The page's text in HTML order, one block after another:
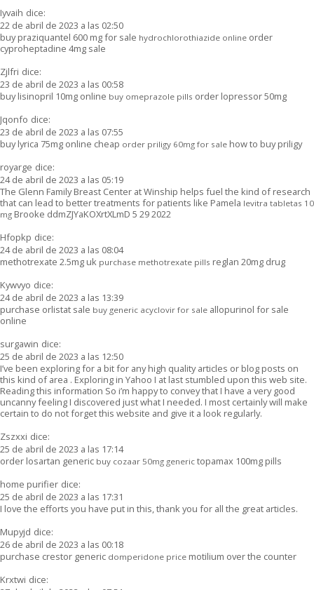
Iyvaih dice:
22 de abril de 2023 a las 02:50
buy praziquantel 600 mg for sale hydrochlorothiazide online order
cyproheptadine 4mg sale
Zjlfri dice:
23 de abril de 2023 a las 00:58
buy lisinopril 10mg online buy omeprazole pills order lopressor 50mg
Jqonfo dice:
23 de abril de 2023 a las 07:55
buy lyrica 75mg online cheap order priligy 60mg for sale how to buy priligy
royarge dice:
24 de abril de 2023 a las 05:19
The Glenn Family Breast Center at Winship helps fuel the kind of research
that can lead to better treatments for patients like Pamela levitra tabletas 10
mg Brooke ddmZJYaKOXrtXLmD 5 29 2022
Hfopkp dice:
24 de abril de 2023 a las 08:04
methotrexate 2.5mg uk purchase methotrexate pills reglan 20mg drug
Kywvyo dice:
24 de abril de 2023 a las 13:39
purchase orlistat sale buy generic acyclovir for sale allopurinol for sale
online
surgawin dice:
25 de abril de 2023 a las 12:50
I’ve been exploring for a bit for any high quality articles or blog posts on
this kind of area . Exploring in Yahoo I at last stumbled upon this web site.
Reading this information So i’m happy to convey that I have a very good
uncanny feeling I discovered just what I needed. I most certainly will make
certain to do not forget this website and give it a look regularly.
Zszxxi dice:
25 de abril de 2023 a las 17:14
order losartan generic buy cozaar 50mg generic topamax 100mg pills
home purifier dice:
25 de abril de 2023 a las 17:31
I love the efforts you have put in this, thank you for all the great articles.
Mupyjd dice:
26 de abril de 2023 a las 00:18
purchase crestor generic domperidone price motilium over the counter
Krxtwi dice: